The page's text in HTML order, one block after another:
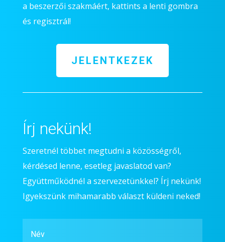
a beszerzői szakmáért, kattints a lenti gombra
és regisztrál!
JELENTKEZEK
Írj nekünk!
Szeretnél többet megtudni a közösségről,
kérdésed lenne, esetleg javaslatod van?
Együttműködnél a szervezetünkkel? Írj nekünk!
Igyekszünk mihamarabb választ küldeni neked!